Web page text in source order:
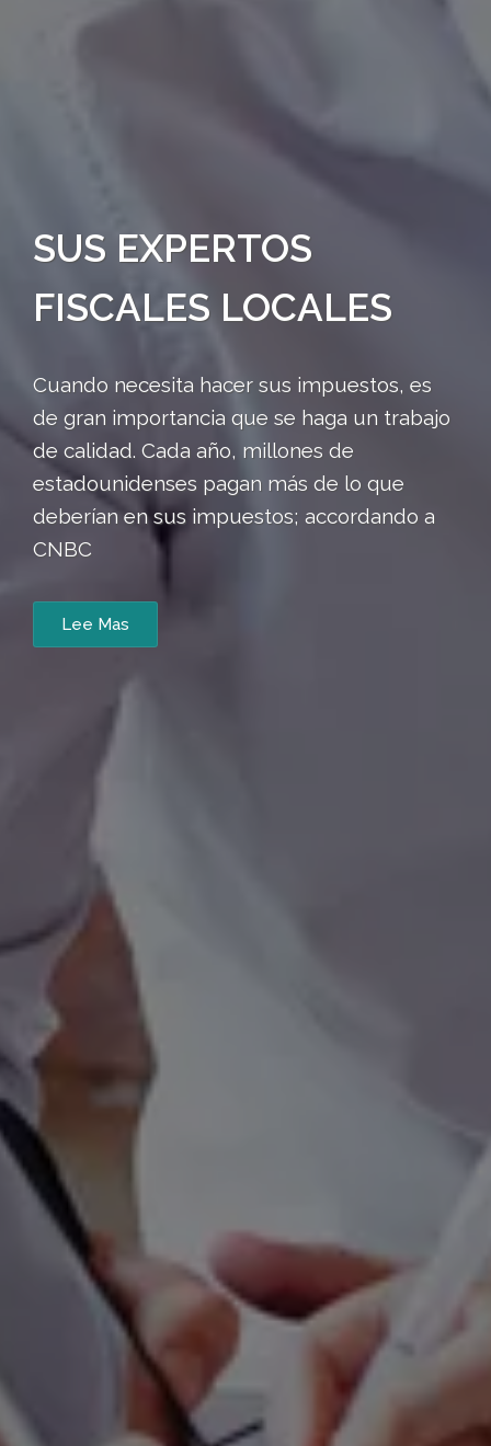
SUS EXPERTOS
FISCALES LOCALES
Cuando necesita hacer sus impuestos, es
de gran importancia que se haga un trabajo
de calidad. Cada año, millones de
estadounidenses pagan más de lo que
deberían en sus impuestos; accordando a
CNBC
Lee Mas